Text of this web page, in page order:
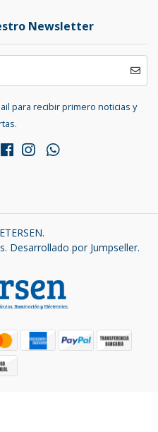
Newsletter
para recibir primero noticias y
Desarrollado por Jumpseller.